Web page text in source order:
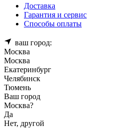
Доставка
Гарантия и сервис
Способы оплаты
ваш город:
Москва
Москва
Екатеринбург
Челябинск
Тюмень
Ваш город
Москва?
Да
Нет, другой